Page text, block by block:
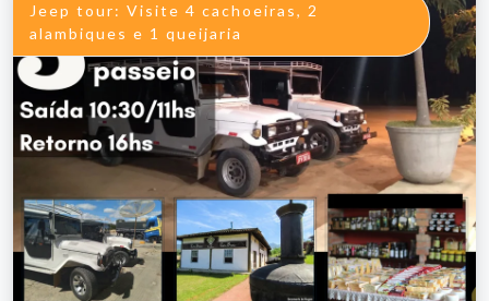
Jeep tour: Visite 4 cachoeiras, 2
alambiques e 1 queijaria